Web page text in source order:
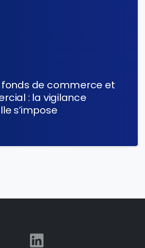
fonds de commerce et
: la vigilance
s’impose